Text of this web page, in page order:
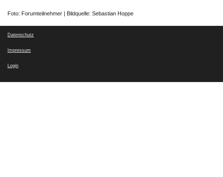
Foto: Forumteilnehmer | Bildquelle: Sebastian Hoppe
Datenschutz
Impressum
Login